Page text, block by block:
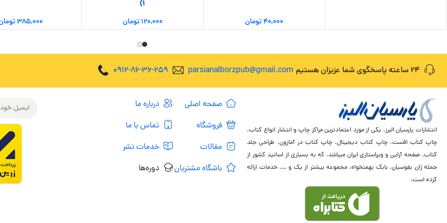
۴۰,۰۰۰تومان
1)
۱۲۰,۰۰۰ تومان ۳۸۵,۰۰۰
24 ساعته پاسخگوی شما عزیزان هستیم parsianalborzpub@gmail.com
0912-86-36-259
انتشارات پارسیان البرز، یکی از مورد اعتمادترین مراکز چاپ و انتشار انواع کتاب،
چاپ کتاب افست، چاپ کتاب دیجیتال، چاپ کتاب در آمازون، طراحی جلد
کتاب، صفحه آرایی و ویراستاری ایران میباشد، که به بسیاری از اساتید کشور از
جمله ژان بقوسیان، بابک بهمنخواه، مجموعه بیشتر از یک و …. خدمات ارائه
کرده است.
صفحه اصلی
فروشگاه
مقالات
باشگاه مشتریان
درباره ما
تماس با ما
خدمات نشر
دوره‌ها